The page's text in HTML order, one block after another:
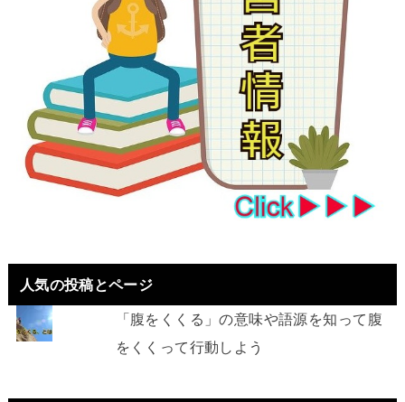
人気の投稿とページ
「腹をくくる」の意味や語源を知って腹
をくくって行動しよう